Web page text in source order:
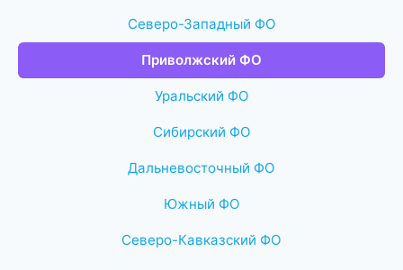
Северо-Западный ФО
Приволжский ФО
Уральский ФО
Сибирский ФО
Дальневосточный ФО
Южный ФО
Северо-Кавказский ФО